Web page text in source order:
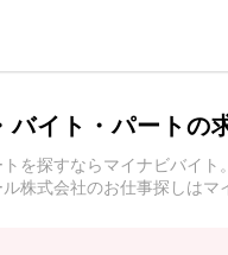
イト・パートの
を探すならマイナビバイ
株式会社のお仕事探しはマ